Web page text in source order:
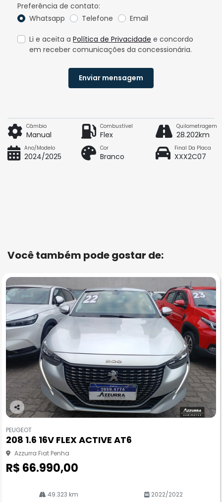
Preferência de contato:
Whatsapp
Telefone Email
Li e aceita a Política de Privacidade e concordo
em receber comunicações da concessionária.
Enviar mensagem
Câmbio
Manual
Combustível
Flex
Quilometragem
28.202km
Ano/Modelo
2024/2025
Cor
Branco
Final Da Placa
XXX2C07
Você também pode gostar de:
Co
pa
rtil
he
PEUGEOT
208 1.6 16V FLEX ACTIVE AT6
Azzurra Fiat Penha
R$ 66.990,00
49.323 km 2022/2022